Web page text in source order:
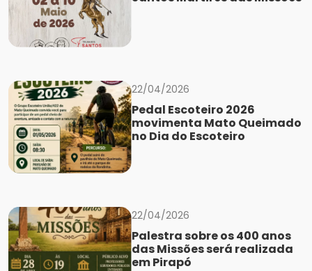
22/04/2026
Pedal Escoteiro 2026
movimenta Mato Queimado
no Dia do Escoteiro
22/04/2026
Palestra sobre os 400 anos
das Missões será realizada
em Pirapó